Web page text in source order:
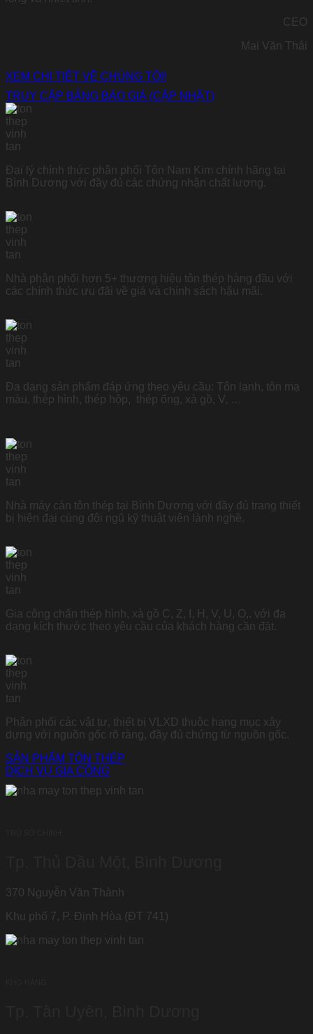
CEO
Mai Văn Thái
XEM CHI TIẾT VỀ CHÚNG TÔI!
TRUY CẬP BẢNG BÁO GIÁ (CẬP NHẬT)
Đại lý chính thức phân phối Tôn Nam Kim chính hãng tại
Bình Dương với đầy đủ các chứng nhận chất lượng.
Nhà phân phối hơn 5+ thương hiệu tôn thép hàng đầu với
các chính thức ưu đãi về giá và chính sách hậu mãi.
Đa dạng sản phẩm đáp ứng theo yêu cầu: Tôn lạnh, tôn mạ
màu, thép hình, thép hộp, thép ống, xà gồ, V, …
Nhà máy cán tôn thép tại Bình Dương với đầy đủ trang thiết
bị hiện đại cùng đội ngũ kỹ thuật viên lành nghề.
Gia công chấn thép hình, xà gồ C, Z, I, H, V, U, O,. với đa
dạng kích thước theo yêu cầu của khách hàng cần đặt.
Phân phối các vật tư, thiết bị VLXD thuộc hạng mục xây
dựng với nguồn gốc rõ ràng, đầy đủ chứng từ nguồn gốc.
SẢN PHẨM TÔN THÉP
DỊCH VỤ GIA CÔNG
370 Nguyễn Văn Thành
Khu phố 7, P. Định Hòa (ĐT 741)